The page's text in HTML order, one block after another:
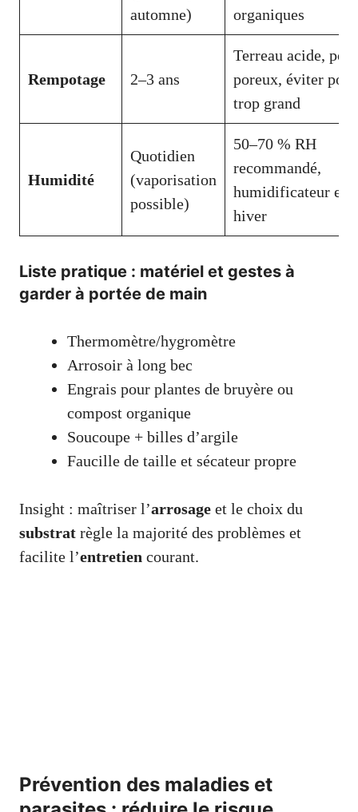
automne)
organiques
Rempotage 2–3 ans
Terreau acide, pot
poreux, éviter pot
trop grand
Humidité
Quotidien
(vaporisation
possible)
50–70 % RH
recommandé,
humidificateur en
hiver
Liste pratique : matériel et gestes à
garder à portée de main
Thermomètre/hygromètre
Arrosoir à long bec
Engrais pour plantes de bruyère ou
compost organique
Soucoupe + billes d’argile
Faucille de taille et sécateur propre
Insight : maîtriser l’arrosage et le choix du
substrat règle la majorité des problèmes et
facilite l’entretien courant.
Prévention des maladies et